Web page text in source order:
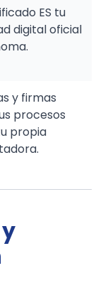
ES tu
digital oficial
y firmas
procesos
propia